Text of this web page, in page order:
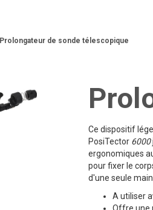
Prolongateur de sonde télescopique
Ce dispositif
PosiTector 6000
ergonomiques
pour fixer le
d'une seule main.
A utiliser